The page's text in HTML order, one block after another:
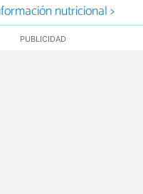
nutricional >